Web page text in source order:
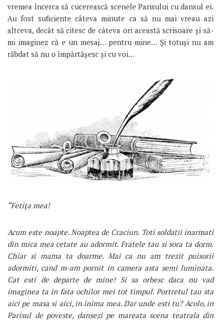
vremea încerca să cucerească scenele Parisului cu dansul ei.
Au fost suficiente câteva minute ca să nu mai vreau azi
altceva, decât să citesc de câteva ori această scrisoare și să-
mi imaginez că e un mesaj… pentru mine… Și totuși nu am
răbdat să nu o împărtășesc și cu voi…
“Fetița mea!
Acum este noapte. Noaptea de Craciun. Toti soldatii inarmati
din mica mea cetate au adormit. Fratele tau si sora ta dorm.
Chiar si mama ta doarme. Mai ca nu am trezit puisorii
adormiti, cand m-am pornit in camera asta semi luminata.
Cat esti de departe de mine! Si sa orbesc daca nu vad
imaginea ta in fata ochilor mei tot timpul. Portretul tau sta
aici pe masa si aici, in inima mea. Dar unde esti tu? Acolo, in
Parisul de poveste, dansezi pe mareata scena teatrala din